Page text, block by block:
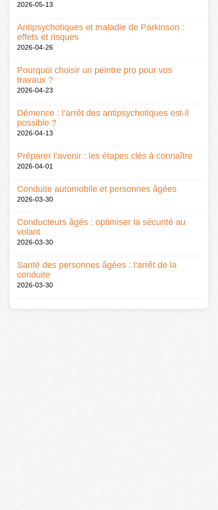
2026-05-13
Antipsychotiques et maladie de Parkinson :
effets et risques
2026-04-26
Pourquoi choisir un peintre pro pour vos
travaux ?
2026-04-23
Démence : l’arrêt des antipsychotiques est-il
possible ?
2026-04-13
Préparer l’avenir : les étapes clés à connaître
2026-04-01
Conduite automobile et personnes âgées
2026-03-30
Conducteurs âgés : optimiser la sécurité au
volant
2026-03-30
Santé des personnes âgées : l’arrêt de la
conduite
2026-03-30